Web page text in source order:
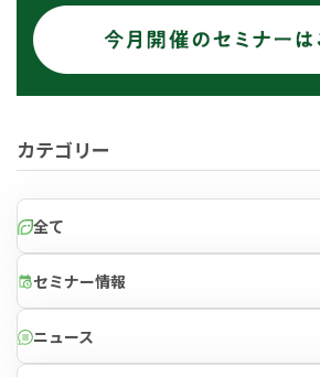
カテゴリー
全て
セミナー情報
ニュース